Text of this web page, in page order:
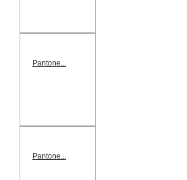
Pantone...
Pantone...